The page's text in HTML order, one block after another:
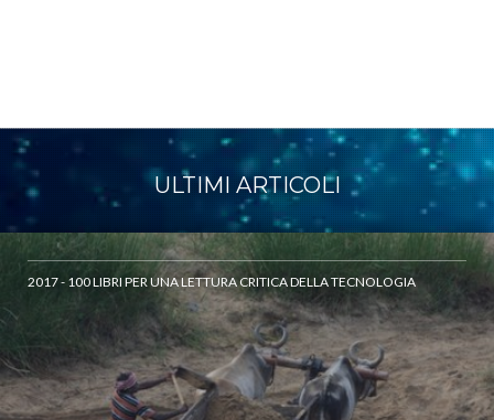
ULTIMI ARTICOLI
2017 - 100 LIBRI PER UNA LETTURA CRITICA DELLA TECNOLOGIA